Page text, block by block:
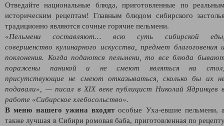
Отведайте национальные блюда, приготовленные по
историческим рецептам! Главным блюдом сибирского
традиционно являются сочные горячие пельмени.
«Пельмени составляют… всю суть сибирской
совершенство кулинарного искусства, предмет благоговения
поклонения. Когда подаются пельмени, то все блюда
поражены паникой и не смеют являться на
присутствующие не смеют отказываться, сколько бы их
подавали», — писал в XIX веке публицист Николай Ядринцев
работе «Сибирское хлебосольство».
В меню нашего ужина входятособые Уха-евшие пельмени,
также лучшая в Сибири ромовая баба, приготовленная по